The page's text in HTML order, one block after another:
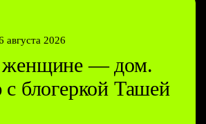
августа 2026
— дом.
блогеркой Ташей